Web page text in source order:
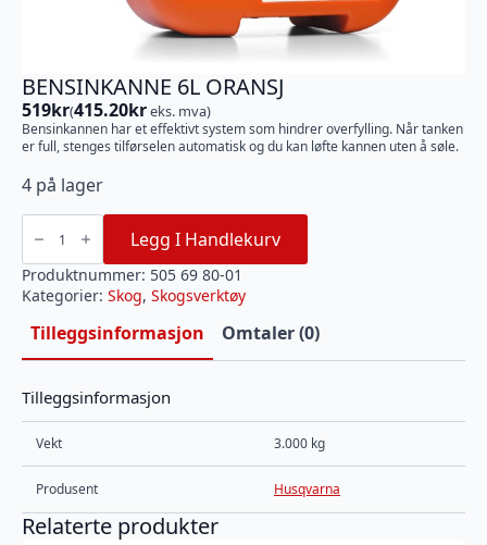
BENSINKANNE 6L ORANSJ
519kr(415.20kreks. mva)
Bensinkannen har et effektivt system som hindrer overfylling. Når tanken
er full, stenges tilførselen automatisk og du kan løfte kannen uten å søle.
4 på lager
BENSINKANNE
ORANSJ
antall
Legg I Handlekurv
Produktnummer: 505 69 80-01
Kategorier: Skog, Skogsverktøy
Tilleggsinformasjon Omtaler (0)
Tilleggsinformasjon
Vekt 3.000 kg
Produsent Husqvarna
Relaterte produkter